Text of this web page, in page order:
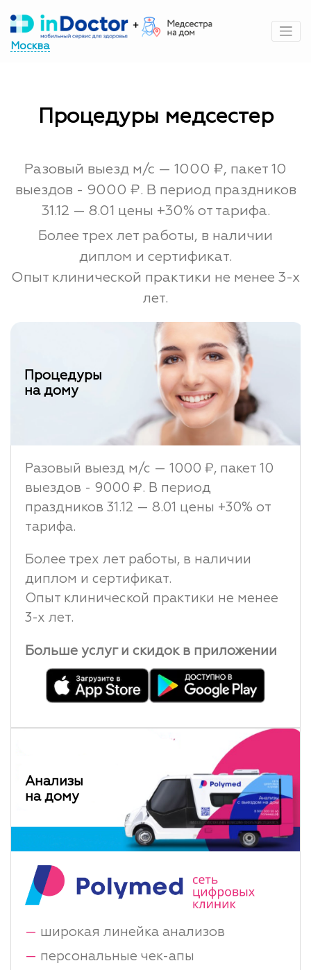
содержимому
Москва
Процедуры медсестер
Разовый выезд м/с — 1000 ₽, пакет 10
выездов - 9000 ₽. В период праздников
31.12 — 8.01 цены +30% от тарифа.
Более трех лет работы, в наличии
диплом и сертификат.
Опыт клинической практики не менее 3-х
лет.
Процедуры
на дому
Разовый выезд м/с — 1000 ₽, пакет 10
выездов - 9000 ₽. В период
праздников 31.12 — 8.01 цены +30% от
тарифа.
Более трех лет работы, в наличии
диплом и сертификат.
Опыт клинической практики не менее
3-х лет.
Больше услуг и скидок в приложении
Анализы
на дому
— широкая линейка анализов
— персональные чек-апы